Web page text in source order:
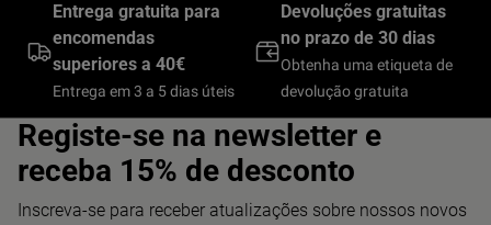
Entrega gratuita para
encomendas
superiores a 40€
Entrega em 3 a 5 dias úteis
Devoluções gratuitas
no prazo de 30 dias
Obtenha uma etiqueta de
devolução gratuita
Registe-se na newsletter e
receba 15% de desconto
Inscreva-se para receber atualizações sobre nossos novos